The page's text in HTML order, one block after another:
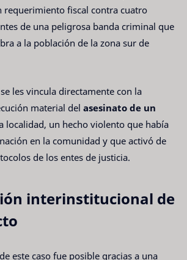
requerimiento fiscal contra cuatro
de una peligrosa banda criminal que
a la población de la zona sur de
les vincula directamente con la
material del asesinato de un
localidad, un hecho violento que había
en la comunidad y que activó de
de los entes de justicia.
interinstitucional de
este caso fue posible gracias a una